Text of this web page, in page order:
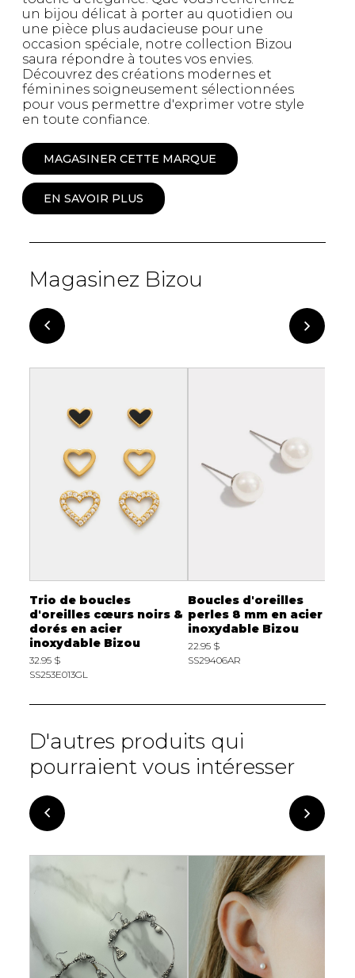
un bijou délicat à porter au quotidien ou
une pièce plus audacieuse pour une
occasion spéciale, notre collection Bizou
saura répondre à toutes vos envies.
Découvrez des créations modernes et
féminines soigneusement sélectionnées
pour vous permettre d'exprimer votre style
en toute confiance.
MAGASINER CETTE MARQUE
EN SAVOIR PLUS
Magasinez Bizou
Trio de boucles
d'oreilles cœurs noirs &
dorés en acier
inoxydable Bizou
32.95 $
SS253E013GL
Boucles d'oreilles
perles 8 mm en acier
inoxydable Bizou
22.95 $
SS29406AR
D'autres produits qui
pourraient vous intéresser